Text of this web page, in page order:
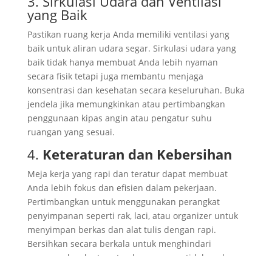
yang Baik
Pastikan ruang kerja Anda memiliki ventilasi yang
baik untuk aliran udara segar. Sirkulasi udara yang
baik tidak hanya membuat Anda lebih nyaman
secara fisik tetapi juga membantu menjaga
konsentrasi dan kesehatan secara keseluruhan. Buka
jendela jika memungkinkan atau pertimbangkan
penggunaan kipas angin atau pengatur suhu
ruangan yang sesuai.
4. Keteraturan dan Kebersihan
Meja kerja yang rapi dan teratur dapat membuat
Anda lebih fokus dan efisien dalam pekerjaan.
Pertimbangkan untuk menggunakan perangkat
penyimpanan seperti rak, laci, atau organizer untuk
menyimpan berkas dan alat tulis dengan rapi.
Bersihkan secara berkala untuk menghindari